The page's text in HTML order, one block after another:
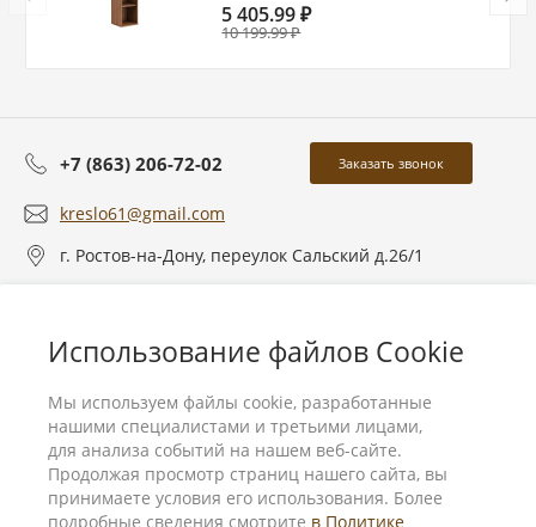
Использование файлов Cookie
Мы используем файлы cookie, разработанные
нашими специалистами и третьими лицами,
для анализа событий на нашем веб-сайте.
Продолжая просмотр страниц нашего сайта, вы
принимаете условия его использования. Более
подробные сведения смотрите в Политике
5 405.99 ₽
10 199.99 ₽
+7 (863) 206-72-02 Заказать звонок
kreslo61@gmail.com
г. Ростов-на-Дону, переулок Сальский д.26/1
Услуги